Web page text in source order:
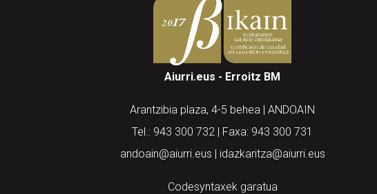
Aiurri.eus - Erroitz BM
Arantzibia plaza, 4-5 behea | ANDOAIN
Tel.: 943 300 732 | Faxa: 943 300 731
andoain@aiurri.eus | idazkaritza@aiurri.eus
Codesyntaxek garatua